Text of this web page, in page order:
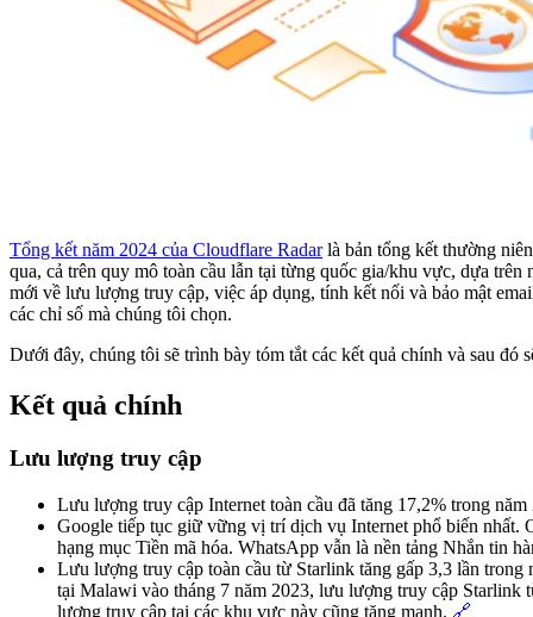
Tổng kết năm 2024 của Cloudflare Radarlà bản tổng kết thường
qua, cả trên quy mô toàn cầu lẫn tại từng quốc gia/khu vực, dựa
mới về lưu lượng truy cập, việc áp dụng, tính kết nối và bảo mật
các chỉ số mà chúng tôi chọn.
Dưới đây, chúng tôi sẽ trình bày tóm tắt các kết quả chính và sau đó
Kết quả chính
Lưu lượng truy cập
Lưu lượng truy cập Internet toàn cầu đã tăng 17,2% trong
Google tiếp tục giữ vững vị trí dịch vụ Internet phổ biến nhất.
hạng mục Tiền mã hóa. WhatsApp vẫn là nền tảng Nhắn tin
Lưu lượng truy cập toàn cầu từ Starlink tăng gấp 3,3 lần
tại Malawi vào tháng 7 năm 2023, lưu lượng truy cập
lượng truy cập tại các khu vực này cũng tăng mạnh. 🔗